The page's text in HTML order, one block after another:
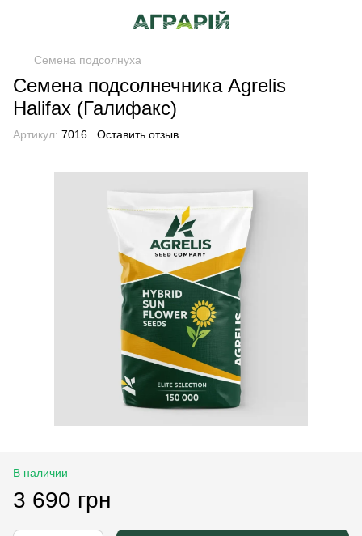
Семена подсолнуха
Семена подсолнечника Agrelis
Halifax (Галифакс)
Артикул: 7016 Оставить отзыв
В наличии
3 690 грн